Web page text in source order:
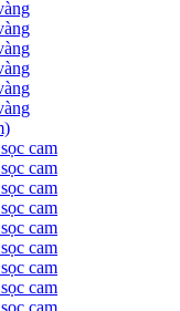
cam
cam
cam
cam
cam
cam
cam
cam